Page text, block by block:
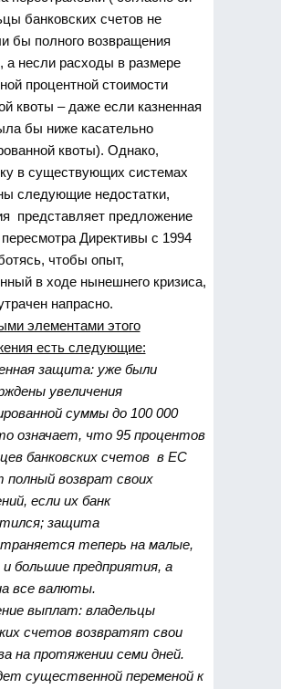
банковских счетов не
бы полного возвращения
а несли расходы в размере
процентной стоимости
квоты – даже если казненная
бы ниже касательно
квоты). Однако,
в существующих системах
следующие недостатки,
представляет предложение
пересмотра Директивы с 1994
чтобы опыт,
в ходе нынешнего кризиса,
напрасно.
элементами этого
есть следующие:
защита: уже были
увеличения
суммы до 100 000
означает, что 95 процентов
банковских счетов в ЕС
полный возврат своих
если их банк
защита
теперь на малые,
и большие предприятия, а
все валюты.
выплат: владельцы
счетов возвратят свои
на протяжении семи дней.
существенной переменой к